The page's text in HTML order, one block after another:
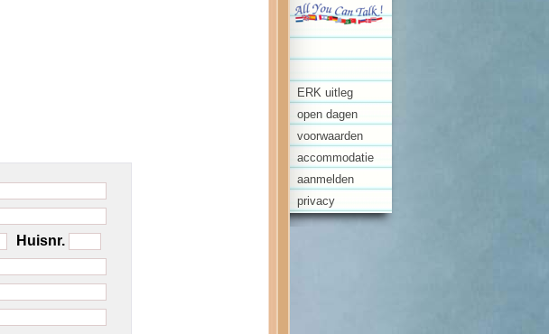
ERK uitleg
open dagen
voorwaarden
accommodatie
aanmelden
privacy
Huisnr.